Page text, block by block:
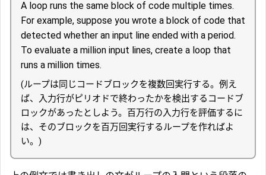
A loop runs the same block of code multiple times.
For example, suppose you wrote a block of code that
detected whether an input line ended with a period.
To evaluate a million input lines, create a loop that
runs a million times.
(ループは同じコードブロックを複数回実行する。例え
ば、入力行がピリオドで終わったかを検出するコードブ
ロックがあったとしよう。百万行の入力行を評価するに
は、そのブロックを百万回実行するループを作ればよ
い。)